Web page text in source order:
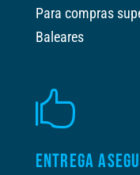
Para compras
Baleares

ENTREGA